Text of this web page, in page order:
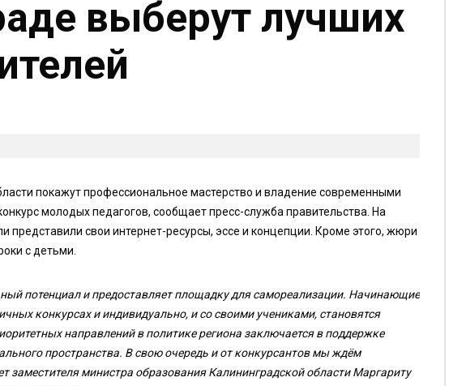
выберут лучших
покажут профессиональное мастерство и владение современными
молодых педагогов, сообщает пресс-служба правительства. На
представили свои интернет-ресурсы, эссе и концепции. Кроме этого, жюри
с детьми.
потенциал и предоставляет площадку для самореализации. Начинающие
конкурсах и индивидуально, и со своими учениками, становятся
направлений в политике региона заключается в поддержке
пространства. В свою очередь и от конкурсантов мы ждём
заместителя министра образования Калининградской области Маргариту